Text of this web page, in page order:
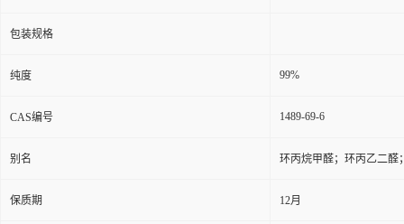
包装规格
纯度 99%
CAS编号 1489-69-6
别名 环丙烷甲醛；环丙乙二醛
保质期 12月